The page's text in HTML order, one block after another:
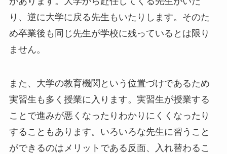
り、逆に大学に戻る先生もいたりします。そのた
め卒業後も同じ先生が学校に残っているとは限り
ません。
また、大学の教育機関という位置づけであるため
実習生も多く授業に入ります。実習生が授業する
ことで進みが悪くなったりわかりにくくなったり
することもあります。いろいろな先生に習うこと
ができるのはメリットである反面、入れ替わるこ